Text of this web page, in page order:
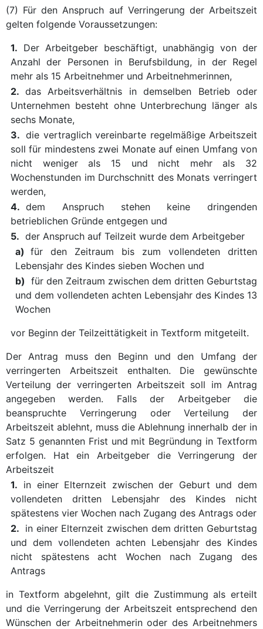
(7) Für den Anspruch auf Verringerung der Arbeitszeit
gelten folgende Voraussetzungen:
1. Der Arbeitgeber beschäftigt, unabhängig von der
Anzahl der Personen in Berufsbildung, in der Regel
mehr als 15 Arbeitnehmer und Arbeitnehmerinnen,
2. das Arbeitsverhältnis in demselben Betrieb oder
Unternehmen besteht ohne Unterbrechung länger als
sechs Monate,
3. die vertraglich vereinbarte regelmäßige Arbeitszeit
soll für mindestens zwei Monate auf einen Umfang von
nicht weniger als 15 und nicht mehr als 32
Wochenstunden im Durchschnitt des Monats verringert
werden,
4. dem Anspruch stehen keine dringenden
betrieblichen Gründe entgegen und
5. der Anspruch auf Teilzeit wurde dem Arbeitgeber
a) für den Zeitraum bis zum vollendeten dritten
Lebensjahr des Kindes sieben Wochen und
b) für den Zeitraum zwischen dem dritten Geburtstag
und dem vollendeten achten Lebensjahr des Kindes 13
Wochen
vor Beginn der Teilzeittätigkeit in Textform mitgeteilt.
Der Antrag muss den Beginn und den Umfang der
verringerten Arbeitszeit enthalten. Die gewünschte
Verteilung der verringerten Arbeitszeit soll im Antrag
angegeben werden. Falls der Arbeitgeber die
beanspruchte Verringerung oder Verteilung der
Arbeitszeit ablehnt, muss die Ablehnung innerhalb der in
Satz 5 genannten Frist und mit Begründung in Textform
erfolgen. Hat ein Arbeitgeber die Verringerung der
Arbeitszeit
1. in einer Elternzeit zwischen der Geburt und dem
vollendeten dritten Lebensjahr des Kindes nicht
spätestens vier Wochen nach Zugang des Antrags oder
2. in einer Elternzeit zwischen dem dritten Geburtstag
und dem vollendeten achten Lebensjahr des Kindes
nicht spätestens acht Wochen nach Zugang des
Antrags
in Textform abgelehnt, gilt die Zustimmung als erteilt
und die Verringerung der Arbeitszeit entsprechend den
Wünschen der Arbeitnehmerin oder des Arbeitnehmers